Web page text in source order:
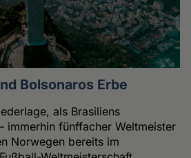
Bolsonaros Erbe
als Brasiliens
immerhin fünffacher Weltmeister
Norwegen bereits im